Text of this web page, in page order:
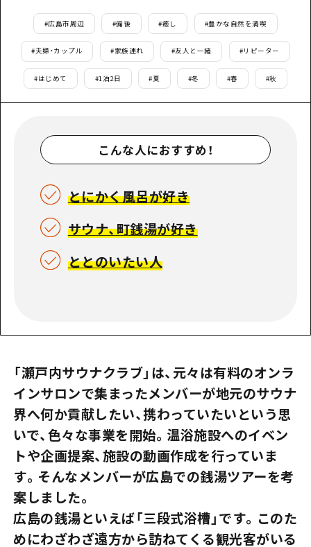
ガイドブック
広島県の魅力を動画でご紹介！
よくあるご質問
メディア掲載情報
関連リンク
#広島市周辺 #備後 #癒し #豊かな自然を満喫
#夫婦・カップル #家族連れ #友人と一緒 #リピーター
#はじめて #1泊2日 #夏 #冬 #春 #秋
こんな人におすすめ！
とにかく風呂が好き
サウナ、町銭湯が好き
ととのいたい人
「瀬戸内サウナクラブ」は、元々は有料のオンラ
インサロンで集まったメンバーが地元のサウナ
界へ何か貢献したい、携わっていたいという思
いで、色々な事業を開始。温浴施設へのイベン
トや企画提案、施設の動画作成を行っていま
す。そんなメンバーが広島での銭湯ツアーを考
案しました。
広島の銭湯といえば「三段式浴槽」です。このた
めにわざわざ遠方から訪ねてくる観光客がいる